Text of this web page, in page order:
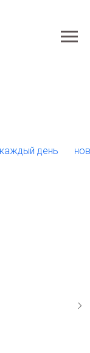
день новый